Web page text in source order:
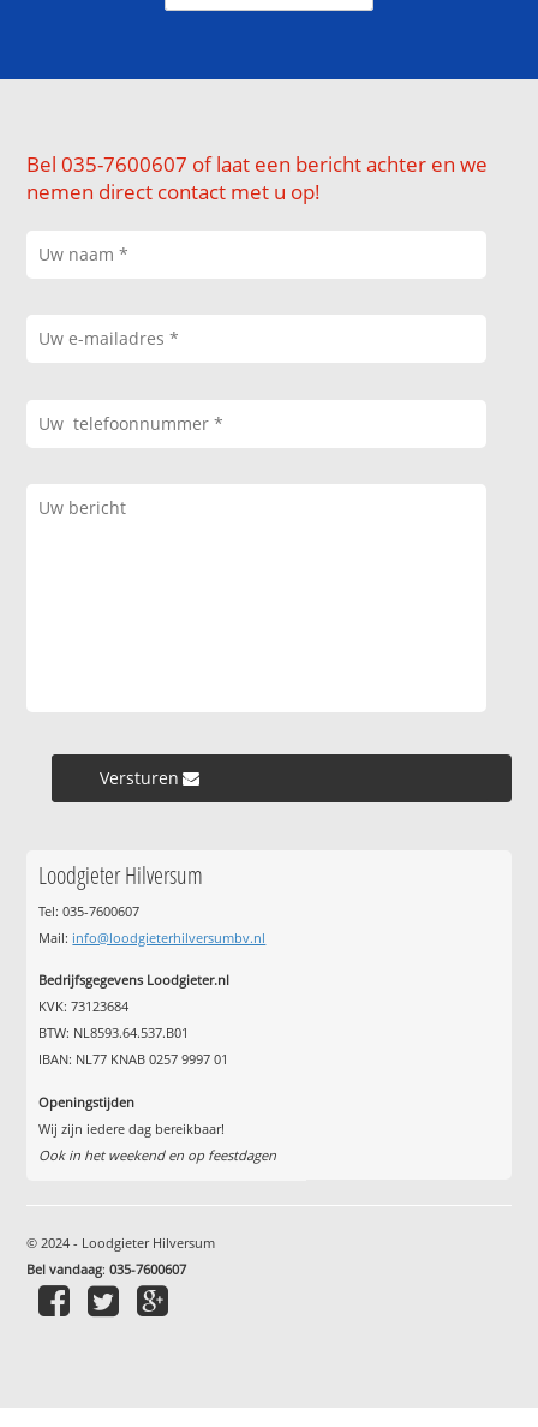
Bel 035-7600607 of laat een bericht achter en we
nemen direct contact met u op!
Versturen »
Loodgieter Hilversum
Tel: 035-7600607
Mail: info@loodgieterhilversumbv.nl
Bedrijfsgegevens Loodgieter.nl
KVK: 73123684
BTW: NL8593.64.537.B01
IBAN: NL77 KNAB 0257 9997 01
Openingstijden
Wij zijn iedere dag bereikbaar!
Ook in het weekend en op feestdagen
© 2024 - Loodgieter Hilversum
Bel vandaag:035-7600607